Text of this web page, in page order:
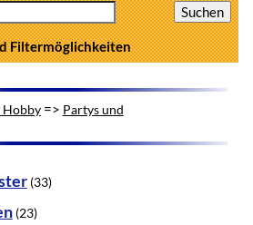
Filtermöglichkeiten
Hobby=> Partys und
(33)
(23)